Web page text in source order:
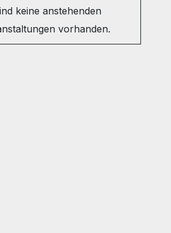
keine anstehenden
vorhanden.